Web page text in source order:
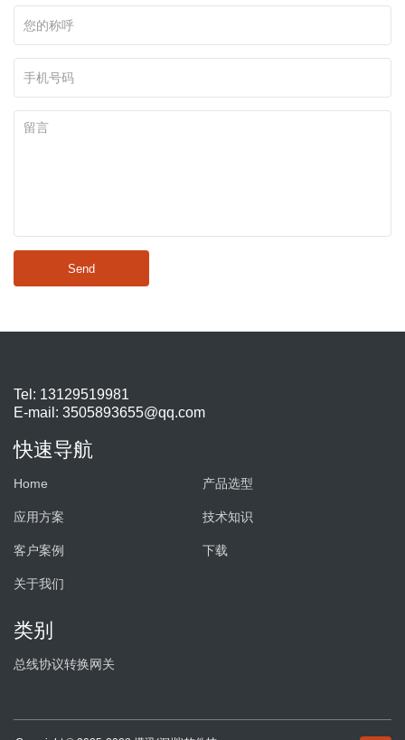
Send
Tel: 13129519981
E-mail: 3505893655@qq.com
快速导航
Home 产品选型
应用方案 技术知识
客户案例 下载
关于我们
类别
总线协议转换网关